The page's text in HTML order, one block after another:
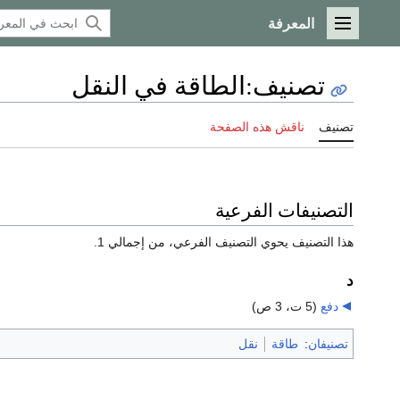
القائمة الرئيسية
المعرفة
تصنيف:الطاقة في النقل
تصنيف ناقش هذه الصفحة
التصنيفات الفرعية
هذا التصنيف يحوي التصنيف الفرعي، من إجمالي 1.
د
دفع (5 ت، 3 ص)
تصنيفان: طاقة نقل